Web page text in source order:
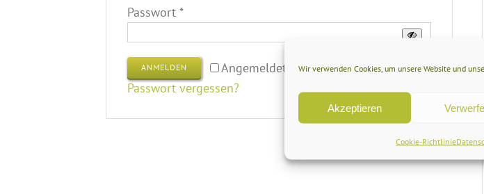
Wir verwenden Cookies, um unsere Website und
Akzeptieren
Cookie-Richtlinie
Passwort *Erforderlich
Angemeldet bleiben
ANMELDEN
Passwort vergessen?